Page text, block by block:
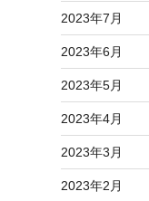
2023年7月
2023年6月
2023年5月
2023年4月
2023年3月
2023年2月